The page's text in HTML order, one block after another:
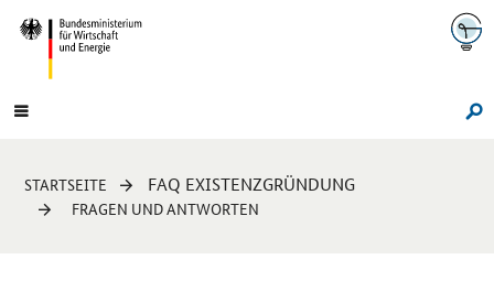
Navigation
Hauptmenü
Sie
sind
STARTSEITE FAQ EXISTENZGRÜNDUNG
FRAGEN UND ANTWORTEN